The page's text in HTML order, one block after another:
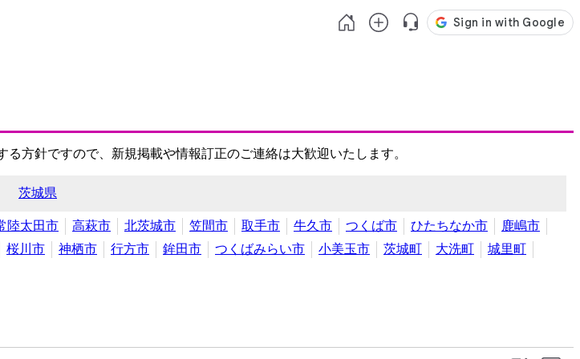
方針ですので、新規掲載や情報訂正のご連絡は大歓迎いたします。
茨城県
陸太田市 高萩市 北茨城市 笠間市 取手市 牛久市 つくば市 ひたちなか市
鹿嶋市
桜川市 神栖市 行方市 鉾田市 つくばみらい市 小美玉市 茨城町 大洗町
城里町